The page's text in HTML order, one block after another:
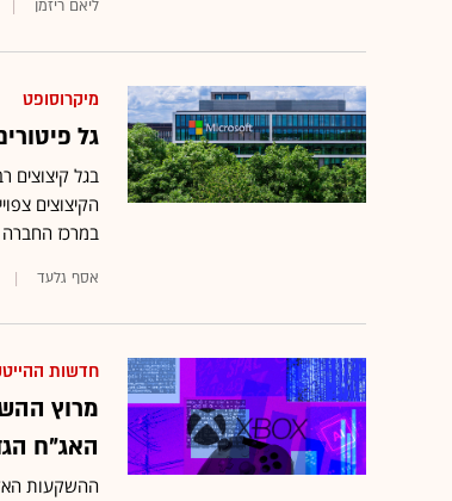
ליאם ריזמן
מיקרוסופט
גל פיטורים
הקיצוצים
במרכז החברה
אסף גלעד
חדשות
האג"ח
ההשקעות